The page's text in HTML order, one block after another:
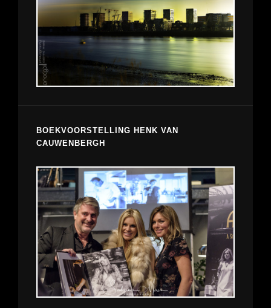
BOEKVOORSTELLING HENK VAN
CAUWENBERGH